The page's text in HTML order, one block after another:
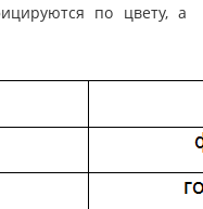
по цвету, а